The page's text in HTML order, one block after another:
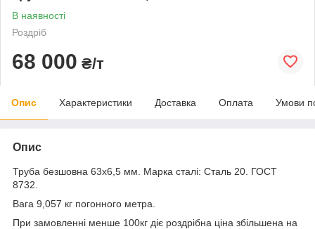
В наявності
Роздріб
68 000 ₴/т
Опис Характеристики Доставка Оплата Умови
Опис
Труба безшовна 63x6,5 мм. Марка сталі: Сталь 20. ГОСТ
8732.
Вага 9,057 кг погонного метра.
При замовленні менше 100кг діє роздрібна ціна збільшена на